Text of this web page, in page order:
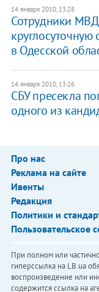
14 января 2010, 13:28
Сотрудники МВД
круглосуточную
в Одесской
14 января 2010, 13:26
СБУ пресекла
одного из
Про нас
Реклама на сайте
Ивенты
Редакция
Политики и
Пользовательское
При полном или
гиперссылка на LB.ua
воспроизведение или
содержится ссылка на